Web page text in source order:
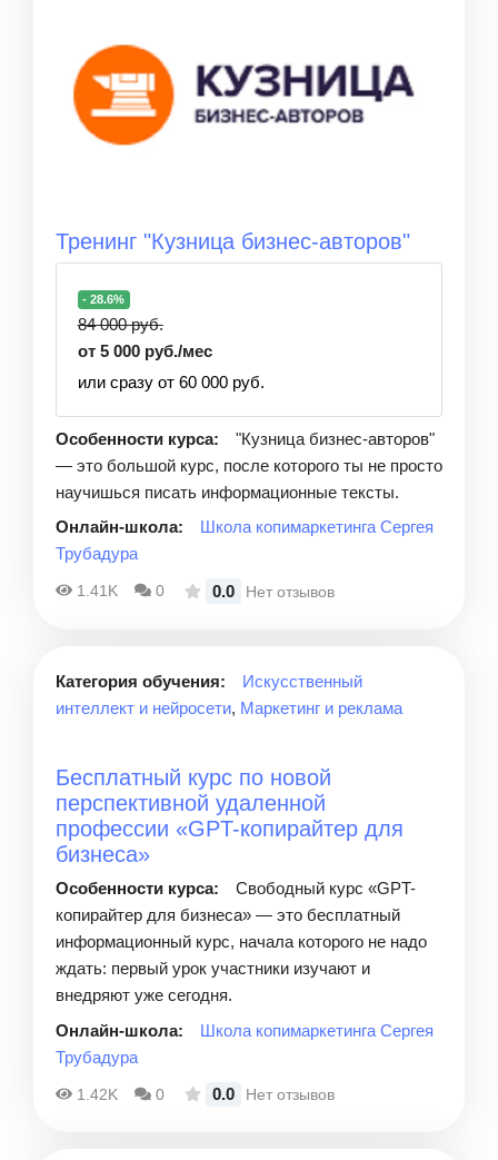
Тренинг "Кузница бизнес-авторов"
- 28.6%
84 000 руб.
от 5 000 руб./мес
или сразу от 60 000 руб.
Особенности курса:
"Кузница бизнес-авторов"
— это большой курс, после которого ты не просто
научишься писать информационные тексты.
Онлайн-школа:
Школа копимаркетинга Сергея
Трубадура
1.41K 0 0.0 Нет отзывов
Категория обучения:
Искусственный
интеллект и нейросети, Маркетинг и реклама
Бесплатный курс по новой
перспективной удаленной
профессии «GPT-копирайтер для
бизнеса»
Особенности курса:
Свободный курс «GPT-
копирайтер для бизнеса» — это бесплатный
информационный курс, начала которого не надо
ждать: первый урок участники изучают и
внедряют уже сегодня.
Онлайн-школа:
Школа копимаркетинга Сергея
Трубадура
1.42K 0 0.0 Нет отзывов